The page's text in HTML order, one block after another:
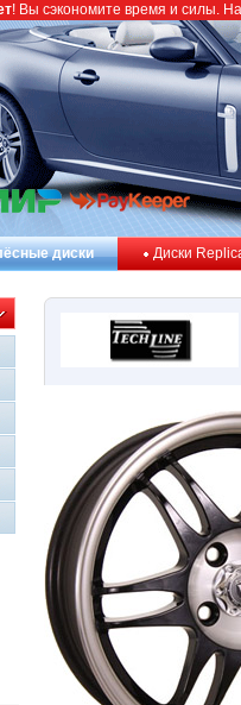
диски Диски
! Вы сэкономите время и силы.